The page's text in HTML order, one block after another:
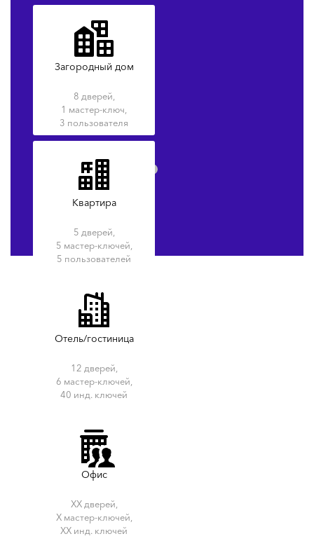
Загородный дом
8 дверей,
1 мастер-ключ,
3 пользователя
Квартира
5 дверей,
5 мастер-ключей,
5 пользователей
Отель/гостиница
12 дверей,
6 мастер-ключей,
40 инд. ключей
Офис
ХХ дверей,
Х мастер-ключей,
ХХ инд. ключей